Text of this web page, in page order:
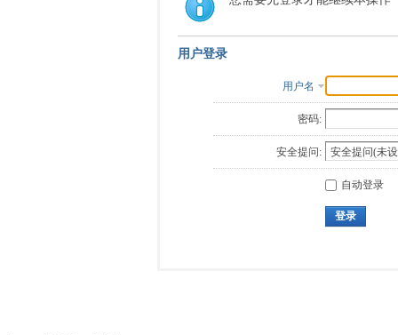
用户登录
用户名
密码:
安全提问:
自动登录
登录